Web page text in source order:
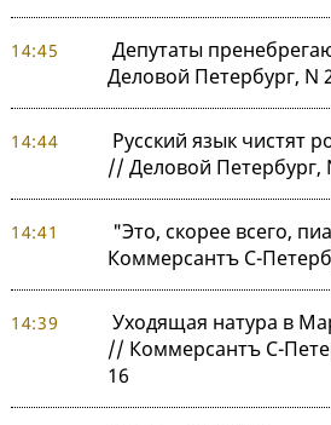
14:45
Депутаты
Деловой Петербург, N
14:44
Русский язык чистят
// Деловой Петербург,
14:41
"Это, скорее всего,
Коммерсантъ С-
14:39
Уходящая натура в
// Коммерсантъ С-
16